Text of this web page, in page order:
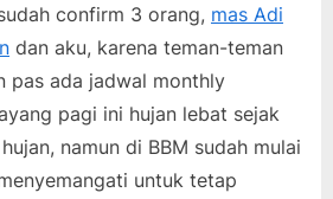
confirm 3 orang, mas Adi
dan aku, karena teman-teman
pas ada jadwal monthly
pagi ini hujan lebat sejak
namun di BBM sudah mulai
untuk tetap